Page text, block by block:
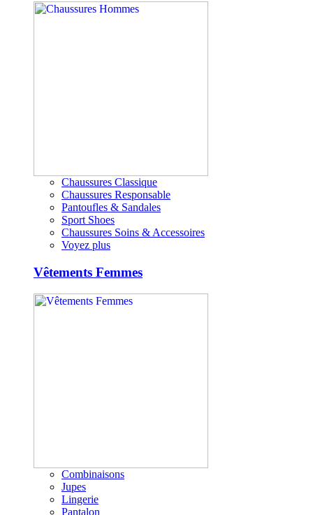
Chaussures Classique
Chaussures Responsable
Pantoufles & Sandales
Sport Shoes
Chaussures Soins & Accessoires
Voyez plus
Vêtements Femmes
Combinaisons
Jupes
Lingerie
Pantalon